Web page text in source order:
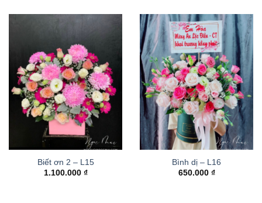
Biết ơn 2 – L15
1.100.000 ₫
Bình dị – L16
650.000 ₫